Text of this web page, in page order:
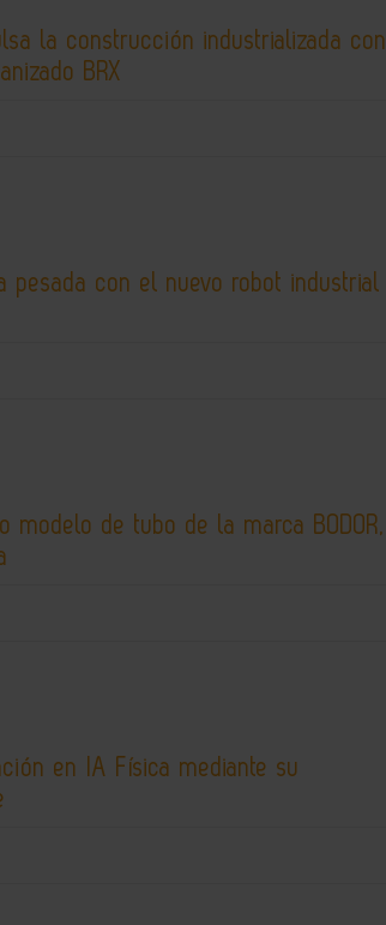
la construcción industrializada con
BRX
pesada con el nuevo robot industrial
modelo de tubo de la marca BODOR,
en IA Física mediante su